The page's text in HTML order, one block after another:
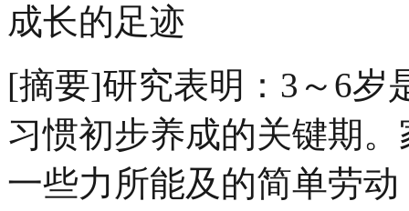
成长的足迹
[摘要]研究表明：3～6岁
习惯初步养成的关键期
一些力所能及的简单劳